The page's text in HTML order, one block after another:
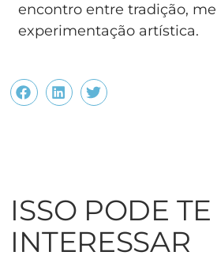
encontro entre tradição,
experimentação artística.
ISSO PODE TE
INTERESSAR